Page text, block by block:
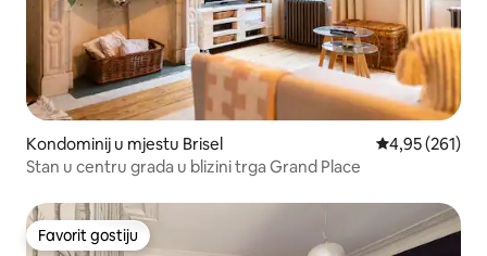
Kondominij u mjestu Brisel Prosječna
4,95 (261)
Stan u centru grada u blizini trga Grand Place
Favorit gostiju
Favorit gostiju